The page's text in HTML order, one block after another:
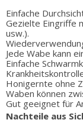
Einfache
Gezielte Eingriffe
usw.).
Jede Wabe kann
Einfache
Honigernte ohne
Waben können
Gut geeignet für
Nachteile aus